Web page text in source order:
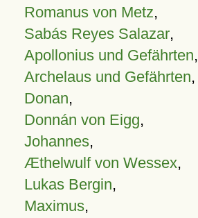
Romanus von Metz,
Sabás Reyes Salazar,
Apollonius und Gefährten,
Archelaus und Gefährten,
Donan,
Donnán von Eigg,
Johannes,
Æthelwulf von Wessex,
Lukas Bergin,
Maximus,